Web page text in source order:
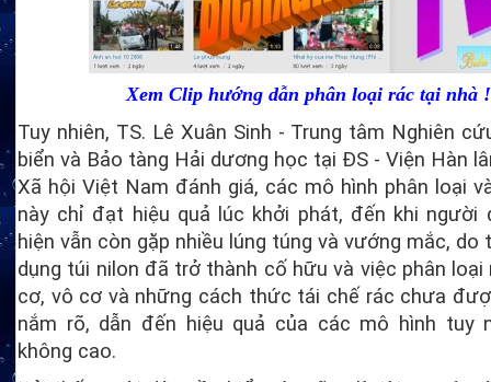
Xem Clip hướng dẫn phân loại rác tại nhà !
Tuy nhiên, TS. Lê Xuân Sinh - Trung tâm Nghiên
biển và Bảo tàng Hải dương học tại ĐS - Viện Hàn
Xã hội Việt Nam đánh giá, các mô hình phân loại
này chỉ đạt hiệu quả lúc khởi phát, đến khi người
hiện vẫn còn gặp nhiều lúng túng và vướng mắc, do
dụng túi nilon đã trở thành cố hữu và việc phân
cơ, vô cơ và những cách thức tái chế rác chưa
nắm rõ, dẫn đến hiệu quả của các mô hình tuy
không cao.